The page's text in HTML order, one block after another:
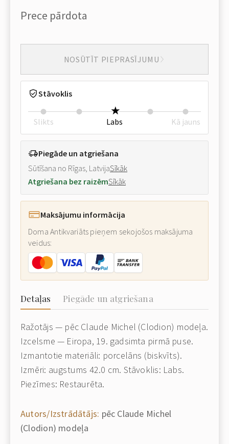
Prece pārdota
NOSŪTĪT PIEPRASĪJUMU
Stāvoklis
Slikts Labs Kā jauns
Piegāde un atgriešana
Sūtīšana no Rīgas, LatvijaSīkāk
Atgriešana bez raizēmSīkāk
Maksājumu informācija
Doma Antikvariāts pieņem sekojošos maksājuma
veidus:
Detaļas Piegāde un atgriešana
Ražotājs — pēc Claude Michel (Clodion) modeļa.
Izcelsme — Eiropa, 19. gadsimta pirmā puse.
Izmantotie materiāli: porcelāns (biskvīts).
Izmēri: augstums 42.0 cm. Stāvoklis: Labs.
Piezīmes: Restaurēta.
Autors/Izstrādātājs: pēc Claude Michel
(Clodion) modeļa